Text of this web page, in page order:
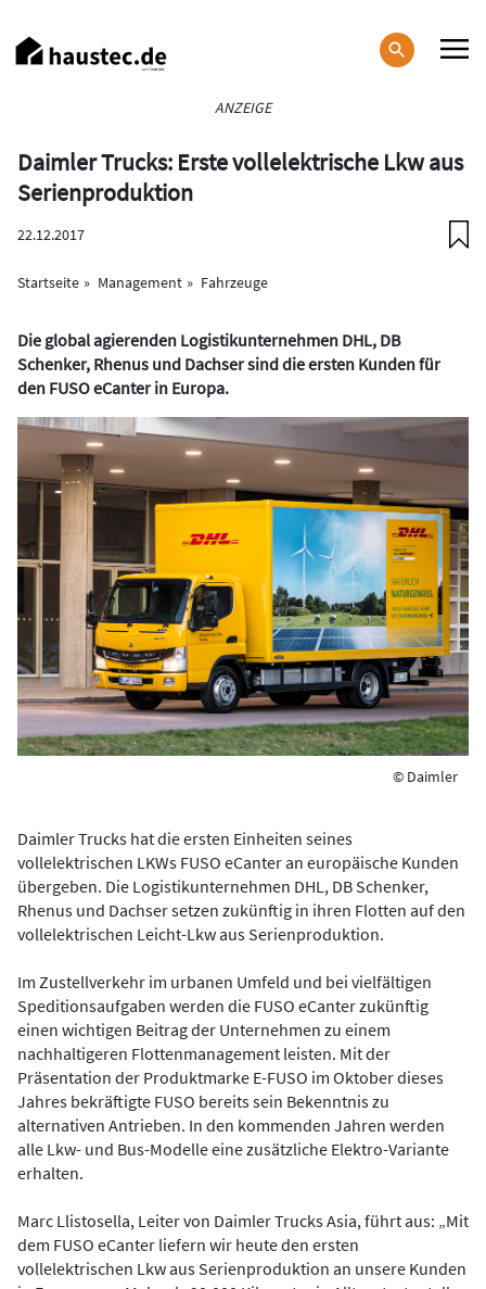
zum
Inhalt
ANZEIGE
Daimler Trucks: Erste vollelektrische Lkw aus
Serienproduktion
22.12.2017
Startseite Management Fahrzeuge
Die global agierenden Logistikunternehmen DHL, DB
Schenker, Rhenus und Dachser sind die ersten Kunden für
den FUSO eCanter in Europa.
© Daimler
Daimler Trucks hat die ersten Einheiten seines
vollelektrischen LKWs FUSO eCanter an europäische Kunden
übergeben. Die Logistikunternehmen DHL, DB Schenker,
Rhenus und Dachser setzen zukünftig in ihren Flotten auf den
vollelektrischen Leicht-Lkw aus Serienproduktion.
Im Zustellverkehr im urbanen Umfeld und bei vielfältigen
Speditionsaufgaben werden die FUSO eCanter zukünftig
einen wichtigen Beitrag der Unternehmen zu einem
nachhaltigeren Flottenmanagement leisten. Mit der
Präsentation der Produktmarke E-FUSO im Oktober dieses
Jahres bekräftigte FUSO bereits sein Bekenntnis zu
alternativen Antrieben. In den kommenden Jahren werden
alle Lkw- und Bus-Modelle eine zusätzliche Elektro-Variante
erhalten.
Marc Llistosella, Leiter von Daimler Trucks Asia, führt aus: „Mit
dem FUSO eCanter liefern wir heute den ersten
vollelektrischen Lkw aus Serienproduktion an unsere Kunden